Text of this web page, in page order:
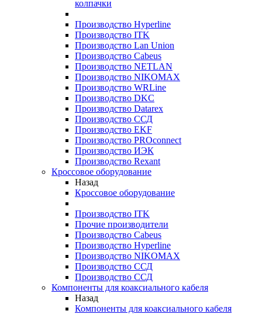
колпачки
Производство Hyperline
Производство ITK
Производство Lan Union
Производство Cabeus
Производство NETLAN
Производство NIKOMAX
Производство WRLine
Производство DKC
Производство Datarex
Производство ССД
Производство EKF
Производство PROconnect
Производство ИЭК
Производство Rexant
Кроссовое оборудование
Назад
Кроссовое оборудование
Производство ITK
Прочие производители
Производство Cabeus
Производство Hyperline
Производство NIKOMAX
Производство ССД
Производство ССД
Компоненты для коаксиального кабеля
Назад
Компоненты для коаксиального кабеля